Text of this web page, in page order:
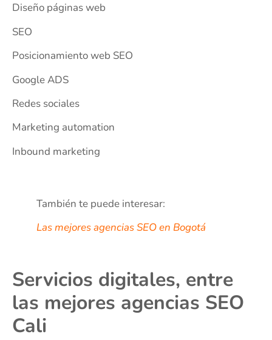
Diseño páginas web
SEO
Posicionamiento web SEO
Google ADS
Redes sociales
Marketing automation
Inbound marketing
También te puede interesar:
Las mejores agencias SEO en Bogotá
Servicios digitales, entre
las mejores agencias SEO
Cali